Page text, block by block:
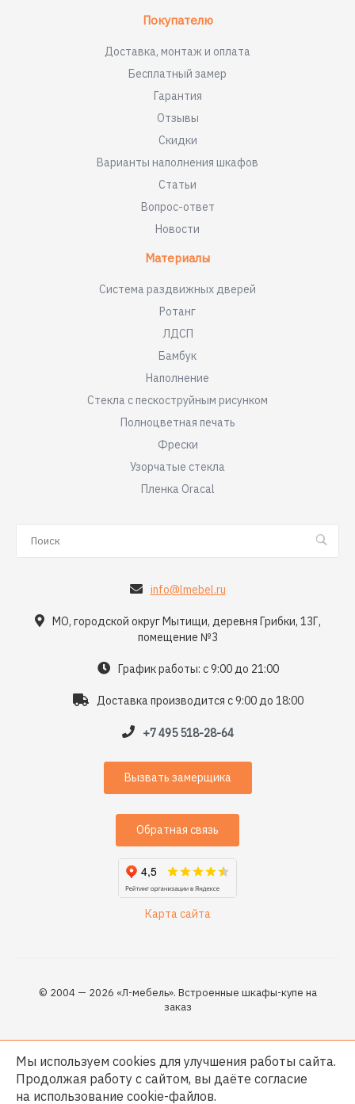
Покупателю
Доставка, монтаж и оплата
Бесплатный замер
Гарантия
Отзывы
Скидки
Варианты наполнения шкафов
Статьи
Вопрос-ответ
Новости
Материалы
Система раздвижных дверей
Ротанг
ЛДСП
Бамбук
Наполнение
Стекла с пескоструйным рисунком
Полноцветная печать
Фрески
Узорчатые стекла
Пленка Oracal
info@lmebel.ru
МО, городской округ Мытищи, деревня Грибки, 13Г,
помещение №3
График работы: с 9:00 до 21:00
Доставка производится с 9:00 до 18:00
+7 495 518-28-64
Вызвать замерщика
Обратная связь
Карта сайта
© 2004 — 2026 «Л-мебель». Встроенные шкафы-купе на
заказ
Мы используем cookies для улучшения работы сайта.
Продолжая работу с сайтом, вы даёте согласие
на использование cookie-файлов.